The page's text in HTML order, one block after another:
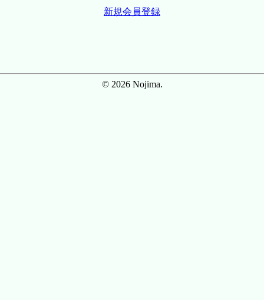
新規会員登録
© 2026 Nojima.